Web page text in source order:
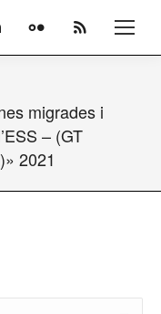
Flickr
page
new
window
Rss
page
new
window
migrades i
– (GT
2021